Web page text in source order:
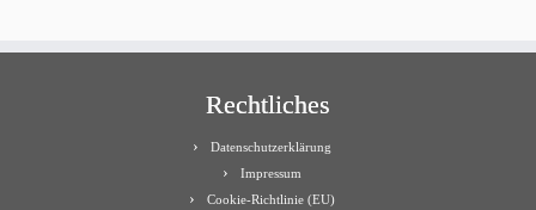
Rechtliches
Datenschutzerklärung
Impressum
Cookie-Richtlinie (EU)